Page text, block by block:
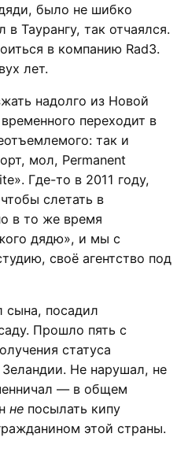
было не шибко
Таурангу, так отчаялся.
в компанию Rad3.
лет.
надолго из Новой
переходит в
так и
мол, Permanent
Где-то в 2011 году,
слетать в
в то же время
дядю», и мы с
своё агентство под
сына, посадил
Прошло пять с
статуса
Не нарушал, не
— в общем
не посылать кипу
этой страны.